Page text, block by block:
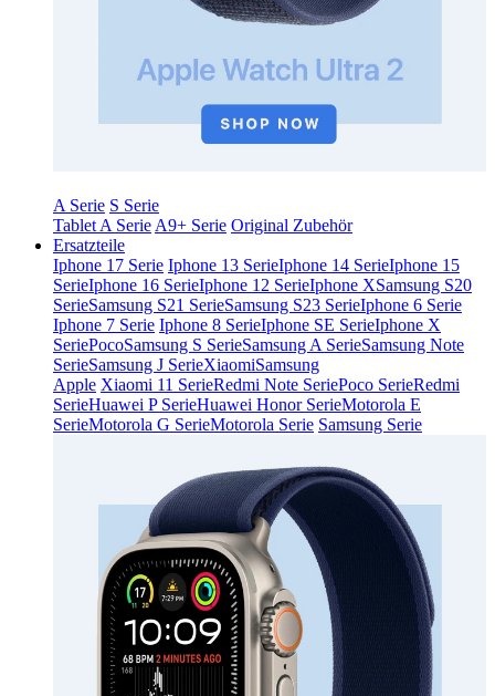
A Serie S Serie
Tablet A Serie A9+ Serie Original Zubehör
Ersatzteile
Iphone 17 Serie Iphone 13 SerieIphone 14 SerieIphone 15
SerieIphone 16 SerieIphone 12 SerieIphone XSamsung S20
SerieSamsung S21 SerieSamsung S23 SerieIphone 6 Serie
Iphone 7 Serie Iphone 8 SerieIphone SE SerieIphone X
SeriePocoSamsung S SerieSamsung A SerieSamsung Note
SerieSamsung J SerieXiaomiSamsung
Apple Xiaomi 11 SerieRedmi Note SeriePoco SerieRedmi
SerieHuawei P SerieHuawei Honor SerieMotorola E
SerieMotorola G SerieMotorola Serie Samsung Serie